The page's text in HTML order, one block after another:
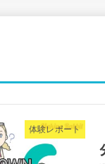
体験レポート